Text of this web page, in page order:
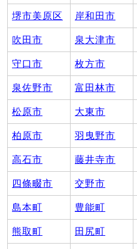
堺市美原区 岸和田市
吹田市 泉大津市
守口市 枚方市
泉佐野市 富田林市
松原市 大東市
柏原市 羽曳野市
高石市 藤井寺市
四條畷市 交野市
島本町 豊能町
熊取町 田尻町